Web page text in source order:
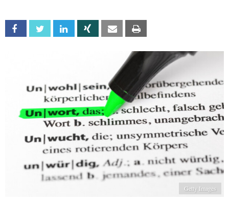
Facebook Twitter Linkedin Xing Email
Getty Images